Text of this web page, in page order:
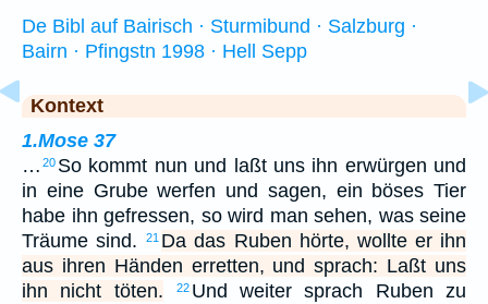
De Bibl auf Bairisch · Sturmibund · Salzburg ·
Bairn · Pfingstn 1998 · Hell Sepp
Kontext
1.Mose 37
… 20 So kommt nun und laßt uns ihn erwürgen und
in eine Grube werfen und sagen, ein böses Tier
habe ihn gefressen, so wird man sehen, was seine
Träume sind.
21 Da das Ruben hörte, wollte er ihn
aus ihren Händen erretten, und sprach: Laßt uns
ihn nicht töten.
22 Und weiter sprach Ruben zu